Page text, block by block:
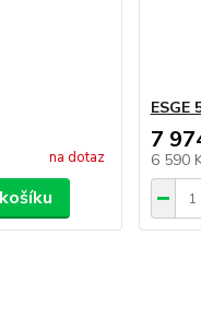
na dotaz
ESGE
7
6 590